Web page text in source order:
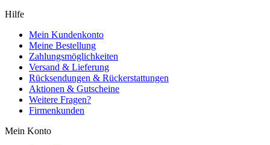
Hilfe
Mein Kundenkonto
Meine Bestellung
Zahlungsmöglichkeiten
Versand & Lieferung
Rücksendungen & Rückerstattungen
Aktionen & Gutscheine
Weitere Fragen?
Firmenkunden
Mein Konto